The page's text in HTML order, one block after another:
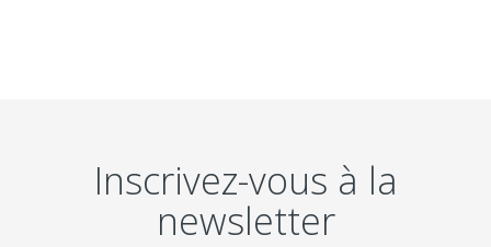
Inscrivez-vous à la
newsletter